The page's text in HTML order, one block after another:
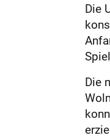
Die
Die